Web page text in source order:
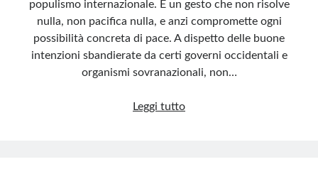
populismo internazionale. È un gesto che non risolve
nulla, non pacifica nulla, e anzi compromette ogni
possibilità concreta di pace. A dispetto delle buone
intenzioni sbandierate da certi governi occidentali e
organismi sovranazionali, non…
Leggi tuttoIl